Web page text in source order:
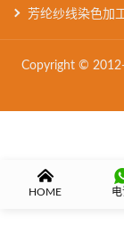
芳纶纱线染色加工
Copyright ©
HOME